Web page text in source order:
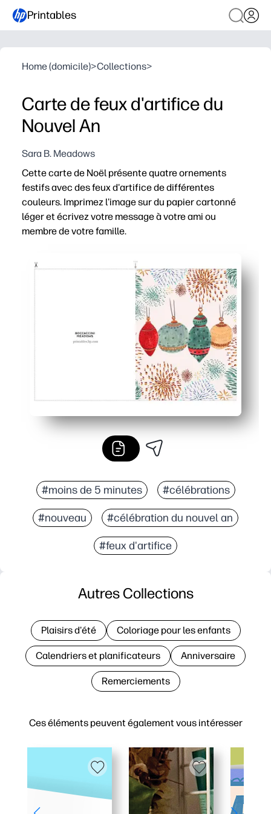
Printables
Home (domicile)>Collections>
Carte de feux d'artifice du
Nouvel An
Sara B. Meadows
Cette carte de Noël présente quatre ornements
festifs avec des feux d'artifice de différentes
couleurs. Imprimez l'image sur du papier cartonné
léger et écrivez votre message à votre ami ou
membre de votre famille.
#moins de 5 minutes #célébrations
#nouveau #célébration du nouvel an
#feux d'artifice
Ces éléments peuvent également vous intéresser
Autres Collections
Plaisirs d'été Coloriage pour les enfants
Calendriers et planificateurs Anniversaire
Remerciements